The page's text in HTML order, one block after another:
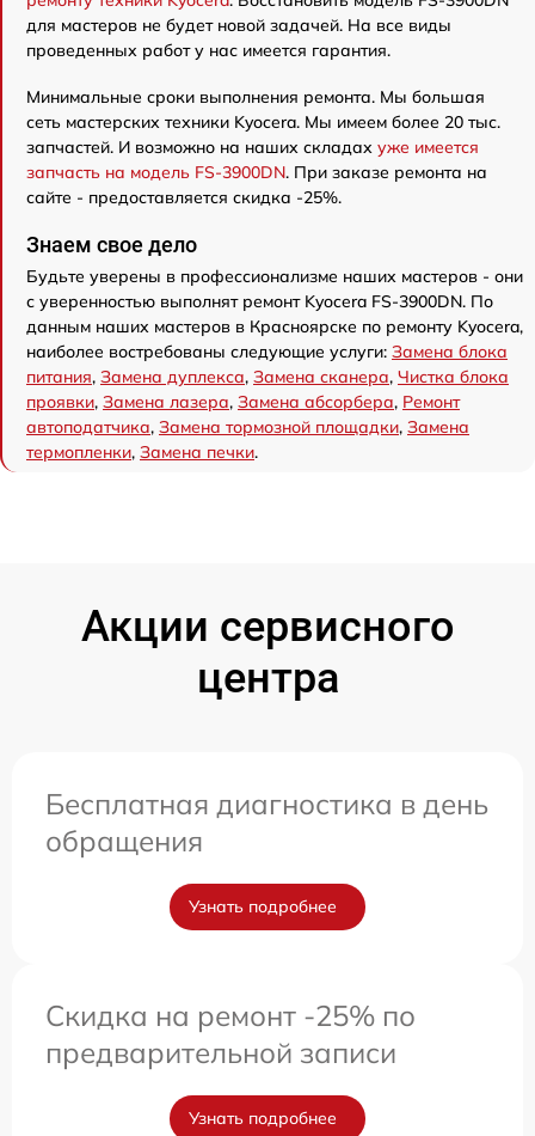
для мастеров не будет новой задачей. На все виды
проведенных работ у нас имеется гарантия.
Минимальные сроки выполнения ремонта. Мы большая
сеть мастерских техники Kyocera. Мы имеем более 20 тыс.
запчастей. И возможно на наших складах уже имеется
запчасть на модель FS-3900DN. При заказе ремонта на
сайте - предоставляется скидка -25%.
Знаем свое дело
Будьте уверены в профессионализме наших мастеров - они
с уверенностью выполнят ремонт Kyocera FS-3900DN. По
данным наших мастеров в Красноярске по ремонту Kyocera,
наиболее востребованы следующие услуги: Замена блока
питания, Замена дуплекса, Замена сканера, Чистка блока
проявки, Замена лазера, Замена абсорбера, Ремонт
автоподатчика, Замена тормозной площадки, Замена
термопленки, Замена печки.
Акции сервисного
центра
Бесплатная диагностика в день
обращения
Узнать подробнее
Скидка на ремонт -25% по
предварительной записи
Узнать подробнее